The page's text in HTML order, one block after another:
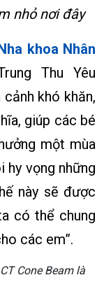
nhỏ nơi đây
khoa Nhân
Thu Yêu
khó khăn,
giúp các bé
một mùa
hy vọng những
này sẽ được
có thể chung
các em”.
Cone Beam là